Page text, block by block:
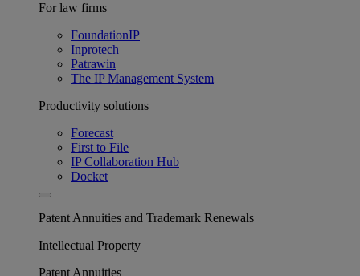
For law firms
FoundationIP
Inprotech
Patrawin
The IP Management System
Productivity solutions
Forecast
First to File
IP Collaboration Hub
Docket
Patent Annuities and Trademark Renewals
Intellectual Property
Patent Annuities